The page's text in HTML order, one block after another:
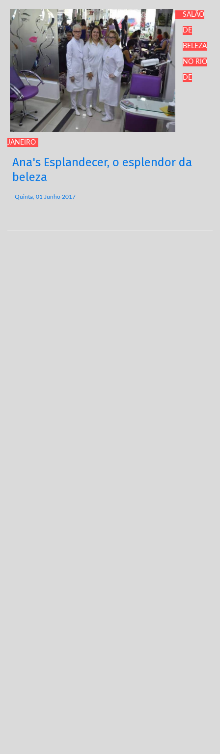
SALÃO
DE
BELEZA
NO RIO
DE
JANEIRO
Ana's Esplandecer, o esplendor da
beleza
Quinta, 01 Junho 2017